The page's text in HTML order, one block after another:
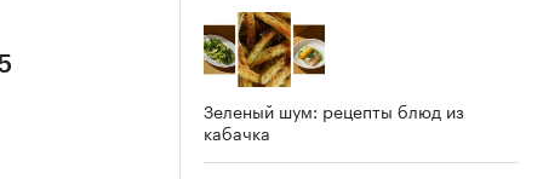
Зеленый шум: рецепты блюд из
кабачка